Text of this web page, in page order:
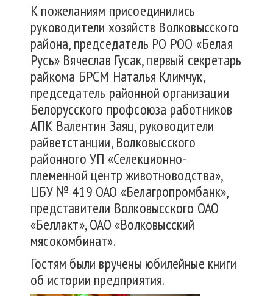
К пожеланиям присоединились
руководители хозяйств Волковысского
района, председатель РО РОО «Белая
Русь» Вячеслав Гусак, первый секретарь
райкома БРСМ Наталья Климчук,
председатель районной организации
Белорусского профсоюза работников
АПК Валентин Заяц, руководители
райветстанции, Волковысского
районного УП «Селекционно-
племенной центр животноводства»,
ЦБУ № 419 ОАО «Белагропромбанк»,
представители Волковысского ОАО
«Беллакт», ОАО «Волковысский
мясокомбинат».
Гостям были вручены юбилейные книги
об истории предприятия.